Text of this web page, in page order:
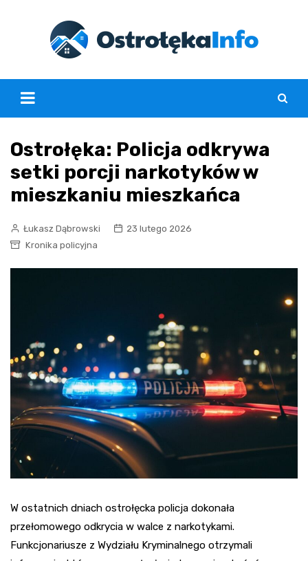
Ostrołęka: Policja odkrywa
setki porcji narkotyków w
mieszkaniu mieszkańca
Łukasz Dąbrowski
23 lutego 2026
Kronika policyjna
W ostatnich dniach ostrołęcka policja dokonała
przełomowego odkrycia w walce z narkotykami.
Funkcjonariusze z Wydziału Kryminalnego otrzymali